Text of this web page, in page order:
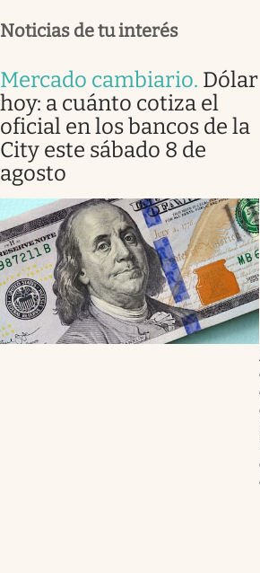
Noticias de tu interés
Mercado cambiario. Dólar
hoy: a cuánto cotiza el
oficial en los bancos de la
City este sábado 8 de
agosto